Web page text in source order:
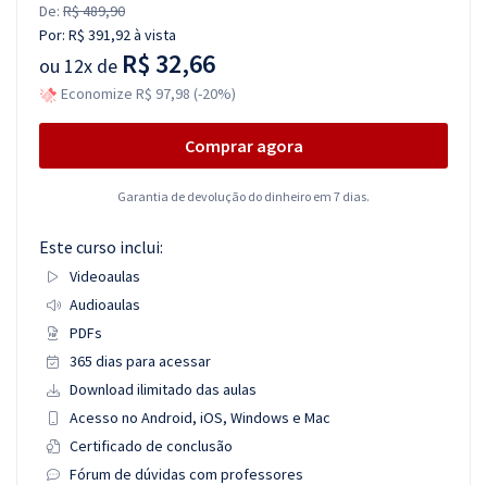
De: R$ 489,90
Por: R$ 391,92à vista
ou 12x de R$ 32,66
Economize R$ 97,98 (-20%)
Comprar agora
Garantia de devolução do dinheiro em 7 dias.
Este curso inclui:
Videoaulas
Audioaulas
PDFs
365 dias para acessar
Download ilimitado das aulas
Acesso no Android, iOS, Windows e Mac
Certificado de conclusão
Fórum de dúvidas com professores